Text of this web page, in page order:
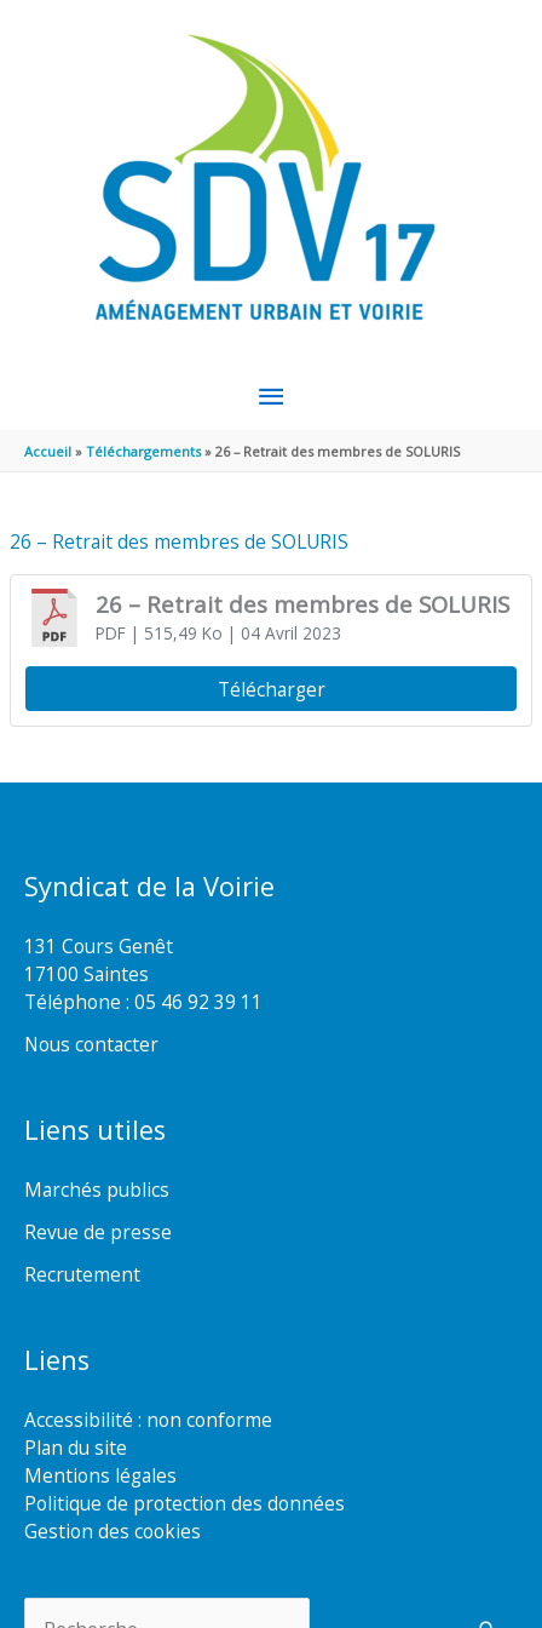
MENU
PRINCIPAL
Accueil Téléchargements 26 – Retrait des membres de SOLURIS
26 – Retrait des membres de SOLURIS
26 – Retrait des membres de SOLURIS
PDF| 515,49 Ko | 04 Avril 2023
Télécharger
Syndicat de la Voirie
131 Cours Genêt
17100 Saintes
Téléphone : 05 46 92 39 11
Nous contacter
Liens utiles
Marchés publics
Revue de presse
Recrutement
Liens
Accessibilité : non conforme
Plan du site
Mentions légales
Politique de protection des données
Gestion des cookies